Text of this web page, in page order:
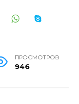
ПРОСМОТРОВ
946